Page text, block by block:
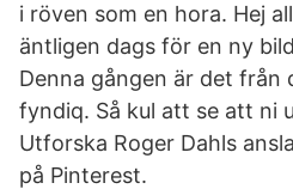
i röven som en hora. Hej
äntligen dags för en ny
Denna gången är det från
fyndiq. Så kul att se att ni
Utforska Roger Dahls
på Pinterest.